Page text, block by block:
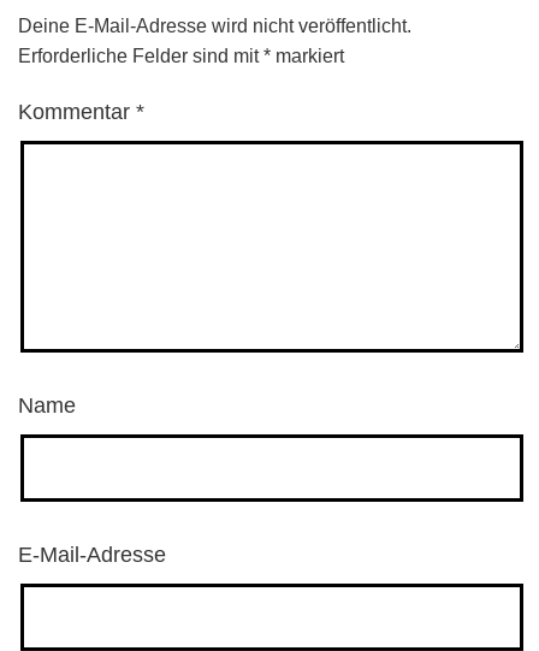
Deine E-Mail-Adresse wird nicht veröffentlicht.
Erforderliche Felder sind mit* markiert
Kommentar *
Name
E-Mail-Adresse